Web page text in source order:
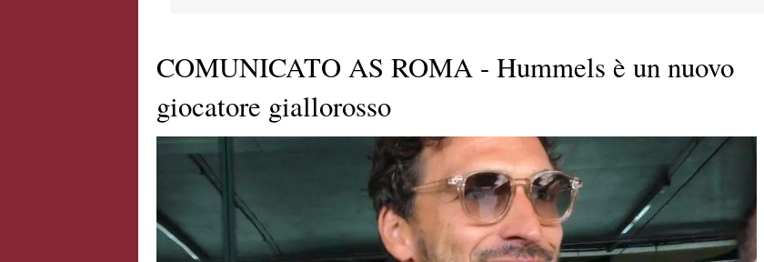
COMUNICATO AS ROMA - Hummels è un nuovo
giocatore giallorosso